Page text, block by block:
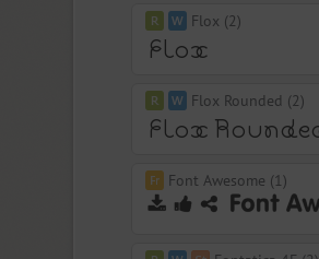
Flox (2)
Flox Rounded (2)
Font Awesome (1)